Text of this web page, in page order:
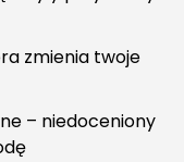
zmienia twoje
– niedoceniony